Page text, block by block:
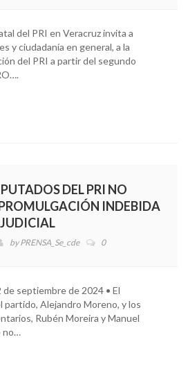
del PRI en Veracruz invita a
y ciudadanía en general, a la
del PRI a partir del segundo
DEL PRI NO
INDEBIDA
byPRENSA_Se_cde 0
de septiembre de 2024 • El
partido, Alejandro Moreno, y los
Rubén Moreira y Manuel
no…